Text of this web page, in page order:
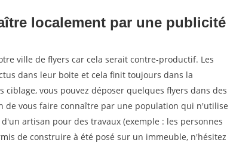
localement par une publicité
ville de flyers car cela serait contre-productif. Les
dans leur boite et cela finit toujours dans la
vous pouvez déposer quelques flyers dans des
de vous faire connaître par une population qui n'utilise
artisan pour des travaux (exemple : les personnes
de construire à été posé sur un immeuble, n'hésitez